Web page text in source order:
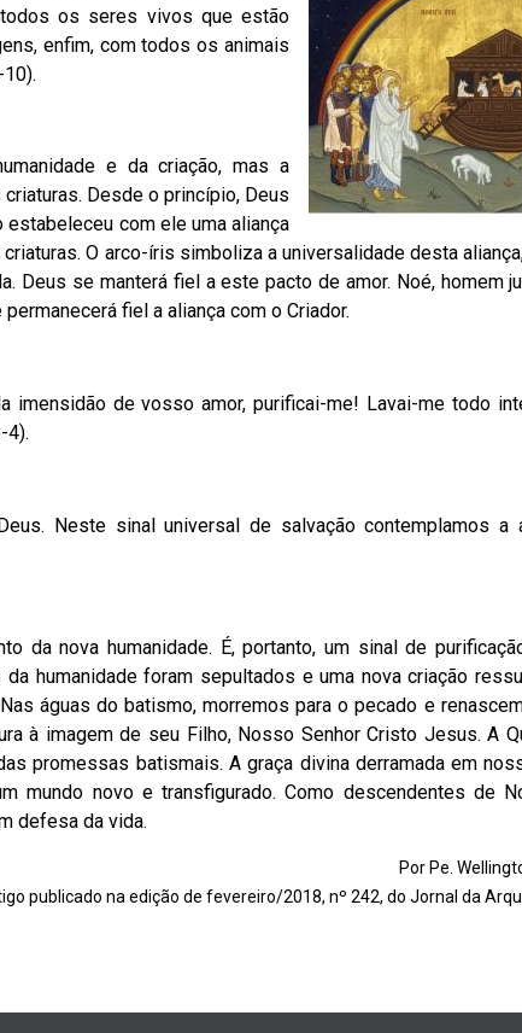
os seres vivos que estão
enfim, com todos os animais
10).
e da criação, mas a
Desde o princípio, Deus
com ele uma aliança
O arco-íris simboliza a universalidade desta
Deus se manterá fiel a este pacto de amor. Noé, homem
fiel a aliança com o Criador.
imensidão de vosso amor, purificai-me! Lavai-me todo
4).
Neste sinal universal de salvação contemplamos a
da nova humanidade. É, portanto, um sinal de
humanidade foram sepultados e uma nova criação
águas do batismo, morremos para o pecado e
à imagem de seu Filho, Nosso Senhor Cristo Jesus. A
promessas batismais. A graça divina derramada em
mundo novo e transfigurado. Como descendentes de
defesa da vida.
Por Pe.
publicado na edição de fevereiro/2018, nº 242, do Jornal da